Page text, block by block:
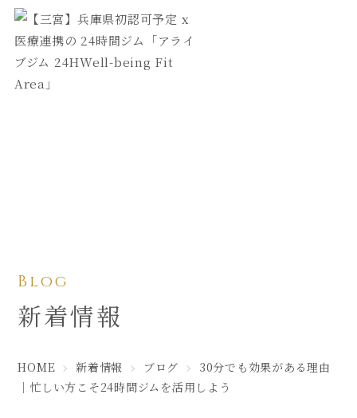
Blog
新着情報
HOME 新着情報 ブログ
30分でも効果がある理由
｜忙しい方こそ24時間ジムを活用しよう